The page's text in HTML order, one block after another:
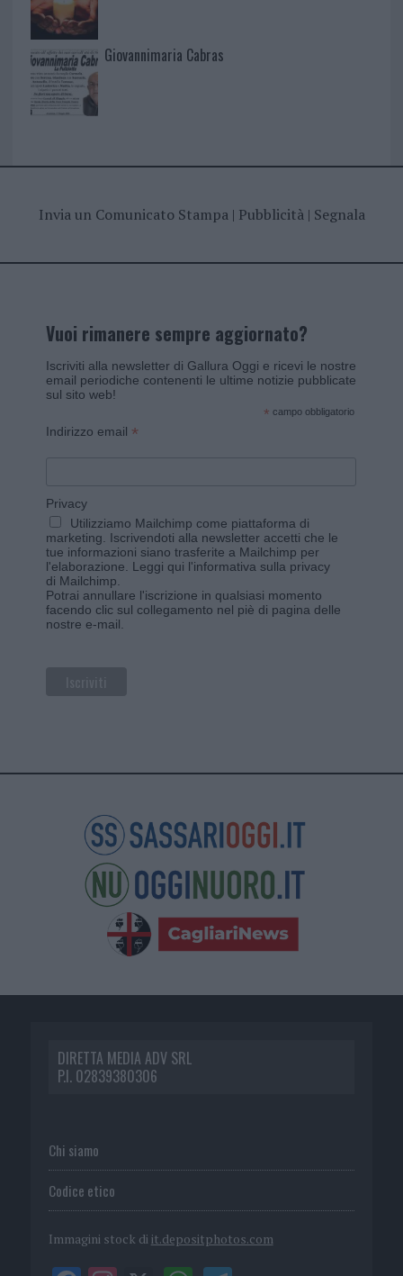
Giovannimaria Cabras
Invia un Comunicato Stampa| Pubblicità| Segnala
Vuoi rimanere sempre aggiornato?
Iscriviti alla newsletter di Gallura Oggi e ricevi le nostre
email periodiche contenenti le ultime notizie pubblicate
sul sito web!
* campo obbligatorio
Indirizzo email *
Privacy
Utilizziamo Mailchimp come piattaforma di
marketing. Iscrivendoti alla newsletter accetti che le
tue informazioni siano trasferite a Mailchimp per
l'elaborazione. Leggi qui l'informativa sulla privacy
di Mailchimp
Potrai annullare l'iscrizione in qualsiasi momento
facendo clic sul collegamento nel piè di pagina delle
nostre e-mail.
DIRETTA MEDIA ADV SRL
P.I. 02839380306
Chi siamo
Codice etico
Immagini stock di it.depositphotos.com